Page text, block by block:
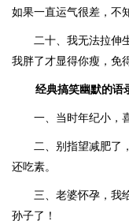
如果一直运气很差，不
二十、我无法拉伸
我胖了才显得你瘦，免
经典搞笑幽默的语
一、当时年纪小，
二、别指望减肥了
还吃素。
三、老婆怀孕，我
孙子了！